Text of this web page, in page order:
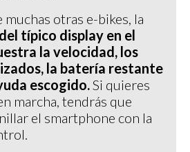
otras e-bikes, la
típico display en el
la velocidad, los
la batería restante
escogido.Si quieres
marcha, tendrás que
el smartphone con la